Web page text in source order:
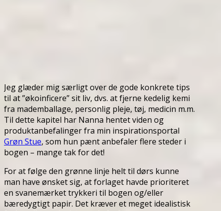
Jeg glæder mig særligt over de gode konkrete tips
til at ”økoinficere” sit liv, dvs. at fjerne kedelig kemi
fra mademballage, personlig pleje, tøj, medicin m.m.
Til dette kapitel har Nanna hentet viden og
produktanbefalinger fra min inspirationsportal
Grøn Stue, som hun pænt anbefaler flere steder i
bogen – mange tak for det!
For at følge den grønne linje helt til dørs kunne
man have ønsket sig, at forlaget havde prioriteret
en svanemærket trykkeri til bogen og/eller
bæredygtigt papir. Det kræver et meget idealistisk